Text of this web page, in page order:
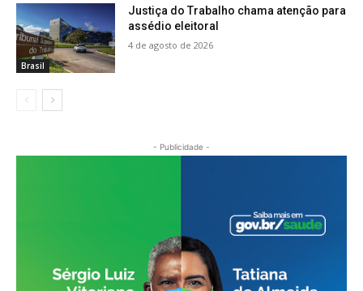
Brasil
Justiça do Trabalho chama atenção para
assédio eleitoral
4 de agosto de 2026
- Publicidade -